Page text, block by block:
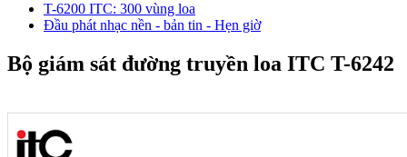
T-6200 ITC: 300 vùng loa
Đầu phát nhạc nền - bản tin - Hẹn giờ
Bộ giám sát đường truyền loa ITC T-6242